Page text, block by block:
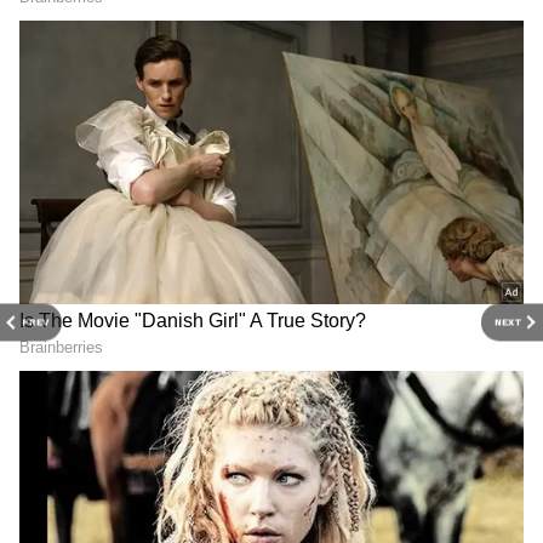
PREV NEXT
தோலில் ஏற்படும் தீவிரமான அரிப்பை
சட்டென்று கட்டுப்படுத்தும். முகம்
பளபளப்பாகவும் மாறும்!